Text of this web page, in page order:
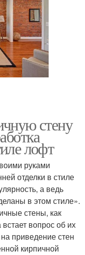
стену
лофт
руками
отделки в стиле
а ведь
в этом стиле».
стены, как
вопрос об их
приведение стен
кирпичной